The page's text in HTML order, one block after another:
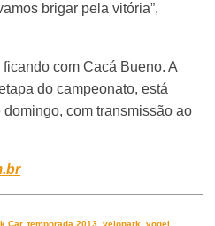
brigar pela vitória”,
com Cacá Bueno. A
do campeonato, está
com transmissão ao